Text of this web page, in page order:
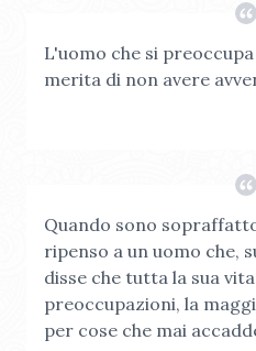
L'uomo che si
merita di non avere
Quando sono
ripenso a un uomo che,
disse che tutta la sua
preoccupazioni, la
per cose che mai